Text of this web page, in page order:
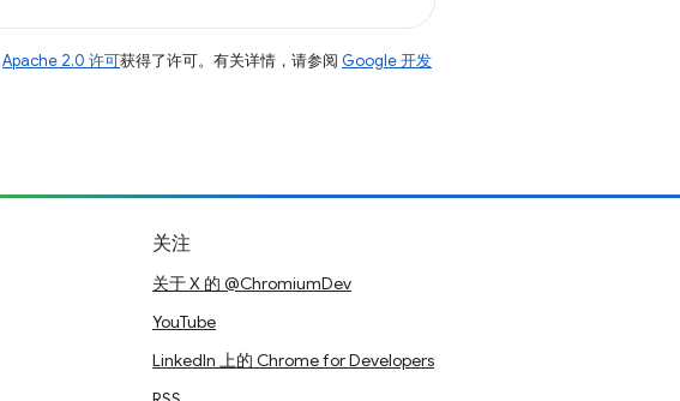
Apache 2.0 许可获得了许可。有关详情，请参阅 Google 开发
关注
关于 X 的 @ChromiumDev
YouTube
LinkedIn 上的 Chrome for Developers